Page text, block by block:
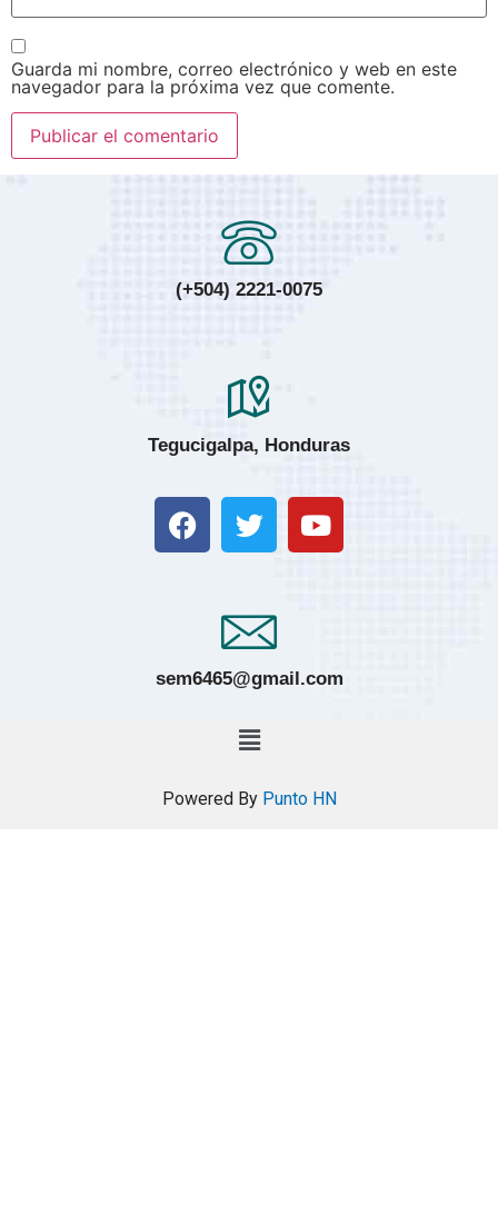
Guarda mi nombre, correo electrónico y web en este
navegador para la próxima vez que comente.
(+504) 2221-0075
Tegucigalpa, Honduras
sem6465@gmail.com
Powered By Punto HN